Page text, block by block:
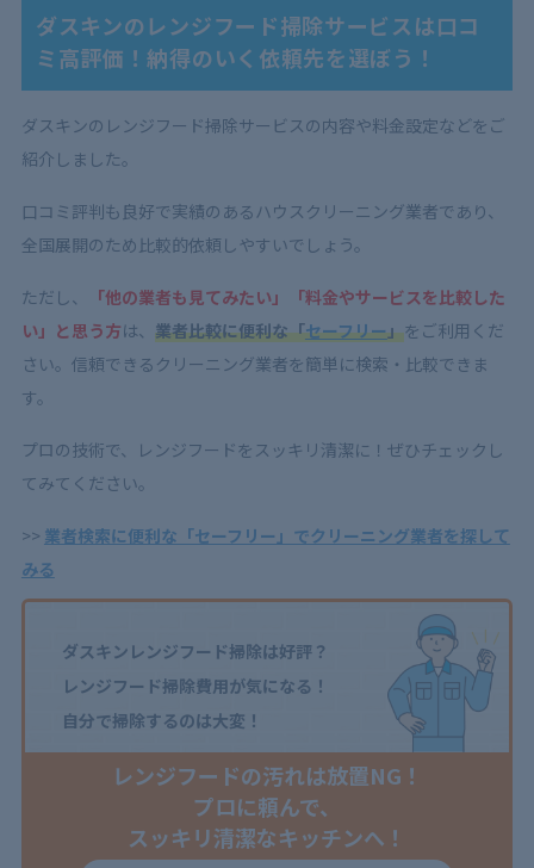
ダスキンのレンジフード掃除サービスは口コ
ミ高評価！納得のいく依頼先を選ぼう！
ダスキンのレンジフード掃除サービスの内容や料金設定などをご
紹介しました。
口コミ評判も良好で実績のあるハウスクリーニング業者であり、
全国展開のため比較的依頼しやすいでしょう。
ただし、
「他の業者も見てみたい」「料金やサービスを比較した
い」と思う方は、 業者比較に便利な「セーフリー」をご利用くだ
さい。信頼できるクリーニング業者を簡単に検索・比較できま
す。
プロの技術で、レンジフードをスッキリ清潔に！ぜひチェックし
てみてください。
>> 業者検索に便利な「セーフリー」でクリーニング業者を探して
みる
ダスキンレンジフード掃除は好評？
レンジフード掃除費用が気になる！
自分で掃除するのは大変！
レンジフードの汚れは放置NG！
プロに頼んで、
スッキリ清潔なキッチンへ！